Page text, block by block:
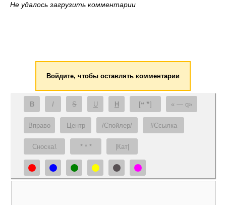
Не удалось загрузить комментарии
Войдите, чтобы оставлять комментарии
B I S U H [❝ ❞] — q
Вправо Центр /Спойлер/ #Ссылка
Сноска1 * * * |Кат|